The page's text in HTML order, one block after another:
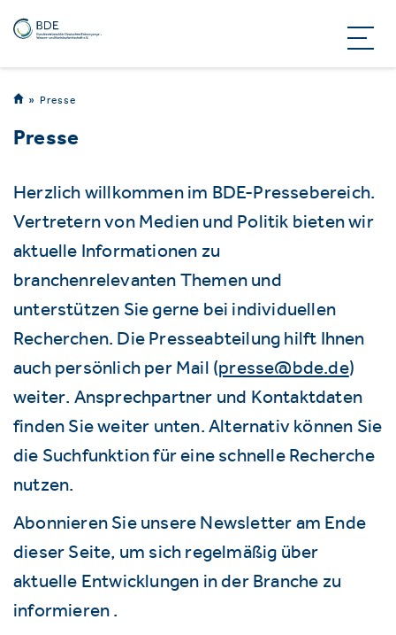
Presse
Presse
Herzlich willkommen im BDE-Pressebereich.
Vertretern von Medien und Politik bieten wir
aktuelle Informationen zu
branchenrelevanten Themen und
unterstützen Sie gerne bei individuellen
Recherchen. Die Presseabteilung hilft Ihnen
auch persönlich per Mail (presse@bde.de)
weiter. Ansprechpartner und Kontaktdaten
finden Sie weiter unten. Alternativ können Sie
die Suchfunktion für eine schnelle Recherche
nutzen.
Abonnieren Sie unsere Newsletter am Ende
dieser Seite, um sich regelmäßig über
aktuelle Entwicklungen in der Branche zu
informieren .